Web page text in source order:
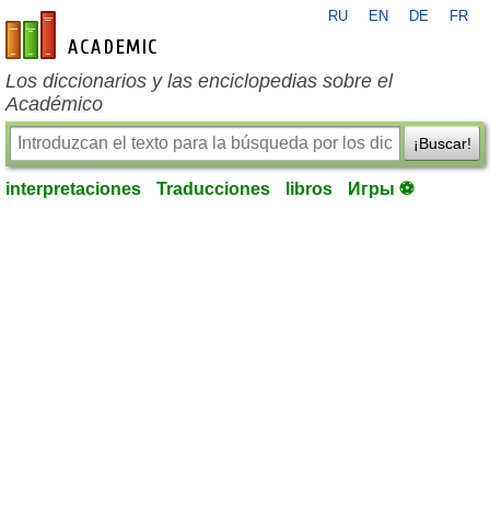
es-academic.com
RU EN DE FR
Los diccionarios y las enciclopedias sobre el
Académico
¡Buscar!
interpretaciones Traducciones libros Игры ⚽